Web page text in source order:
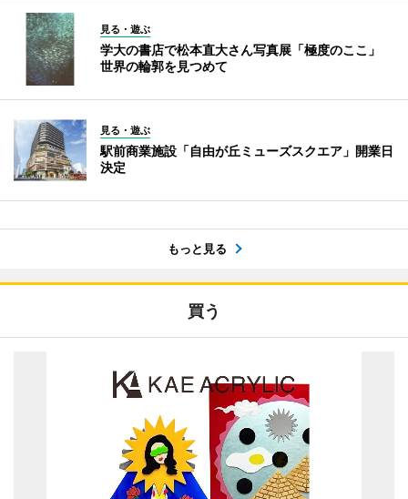
見る・遊ぶ
学大の書店で松本直大さん写真展「極度のここ」
世界の輪郭を見つめて
見る・遊ぶ
駅前商業施設「自由が丘ミューズスクエア」開業日
決定
もっと見る
買う